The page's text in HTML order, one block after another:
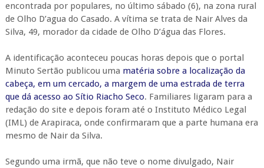
encontrada por populares, no último sábado (6), na zona rural
de Olho D’agua do Casado. A vítima se trata de Nair Alves da
Silva, 49, morador da cidade de Olho D’água das Flores.
A identificação aconteceu poucas horas depois que o portal
Minuto Sertão publicou uma matéria sobre a localização da
cabeça, em um cercado, a margem de uma estrada de terra
que dá acesso ao Sítio Riacho Seco. Familiares ligaram para a
redação do site e depois foram até o Instituto Médico Legal
(IML) de Arapiraca, onde confirmaram que a parte humana era
mesmo de Nair da Silva.
Segundo uma irmã, que não teve o nome divulgado, Nair